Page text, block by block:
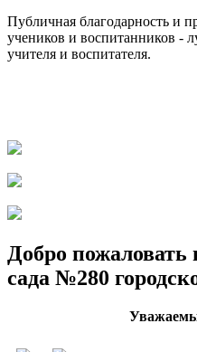
Публичная благодарность и
учеников и воспитанников -
учителя и воспитателя.
Добро пожаловать
сада №280